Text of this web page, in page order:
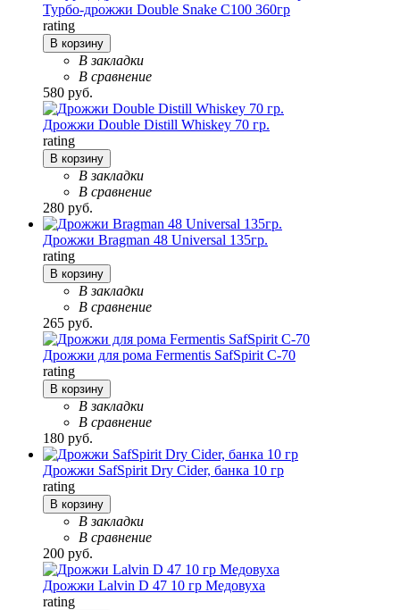
Турбо-дрожжи Double Snake C100 360гр
rating
В корзину
В закладки
В сравнение
580 руб.
Дрожжи Double Distill Whiskey 70 гр.
rating
В корзину
В закладки
В сравнение
280 руб.
Дрожжи Bragman 48 Universal 135гр.
rating
В корзину
В закладки
В сравнение
265 руб.
Дрожжи для рома Fermentis SafSpirit C-70
rating
В корзину
В закладки
В сравнение
180 руб.
Дрожжи SafSpirit Dry Cider, банка 10 гр
rating
В корзину
В закладки
В сравнение
200 руб.
Дрожжи Lalvin D 47 10 гр Медовуха
rating